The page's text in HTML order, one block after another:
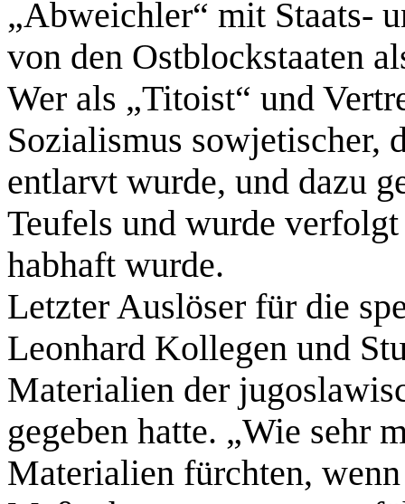
„Abweichler“ mit Staats-
von den Ostblockstaaten
Wer als „Titoist“ und
Sozialismus sowjetischer,
entlarvt wurde, und dazu
Teufels und wurde
habhaft wurde.
Letzter Auslöser für die
Leonhard Kollegen und
Materialien der
gegeben hatte. „Wie sehr
Materialien fürchten,